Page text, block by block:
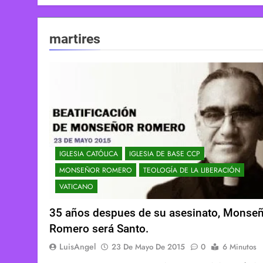
martires
IGLESIA CATÓLICA
IGLESIA DE BASE CCP
MONSEÑOR ROMERO
TEOLOGÍA DE LA LIBERACIÓN
VATICANO
35 años despues de su asesinato,
Romero será Santo.
LuisAngel 23 De Mayo De 2015 0
6 Minutos